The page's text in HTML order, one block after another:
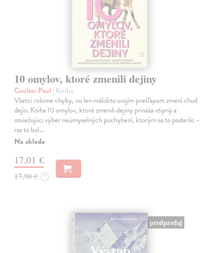
10 omylov, ktoré zmenili dejiny
Coulter Paul | Kniha
Všetci robíme chyby, no len málokto svojím prešľapom zmení chod
dejín. Kniha 10 omylov, ktoré zmenili dejiny prináša vtipný a
osviežujúci výber neúmyselných pochybení, ktorým sa to podarilo –
raz to bol…
Na sklade
17,01 €
17,90 € ?
predpredaj